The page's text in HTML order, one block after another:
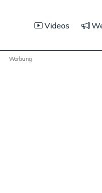
Videos
Werbung